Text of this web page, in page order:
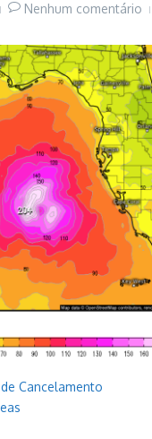
Nenhum comentário
Cancelamento